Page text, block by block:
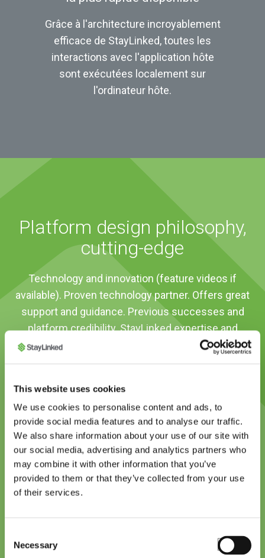
This website uses cookies
We use cookies to personalise content and ads, to
provide social media features and to analyse our traffic.
We also share information about your use of our site with
our social media, advertising and analytics partners who
may combine it with other information that you’ve
provided to them or that they’ve collected from your use
of their services.
Selection
Necessary
Grâce à l'architecture incroyablement
efficace de StayLinked, toutes les
interactions avec l'application hôte
sont exécutées localement sur
l'ordinateur hôte.
Platform design philosophy,
cutting-edge
Technology and innovation (feature videos if
available). Proven technology partner. Offers great
support and guidance. Previous successes and
platform credibility. StayLinked expertise and
1 2
Nous sommes ravis de collaborer avec